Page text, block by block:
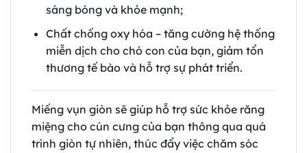
sáng bóng và khỏe mạnh;
Chất chống oxy hóa – tăng cường hệ thống
miễn dịch cho chó con của bạn, giảm tổn
thương tế bào và hỗ trợ sự phát triển.
Miếng vụn giòn sẽ giúp hỗ trợ sức khỏe răng
miệng cho cún cưng của bạn thông qua quá
trình giòn tự nhiên, thúc đẩy việc chăm sóc